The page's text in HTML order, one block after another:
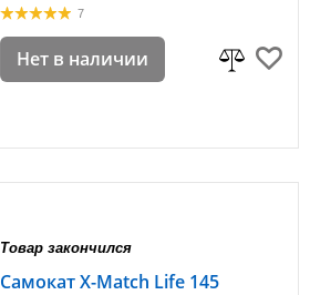
7
Нет в наличии
Товар закончился
Самокат X-Match Life 145